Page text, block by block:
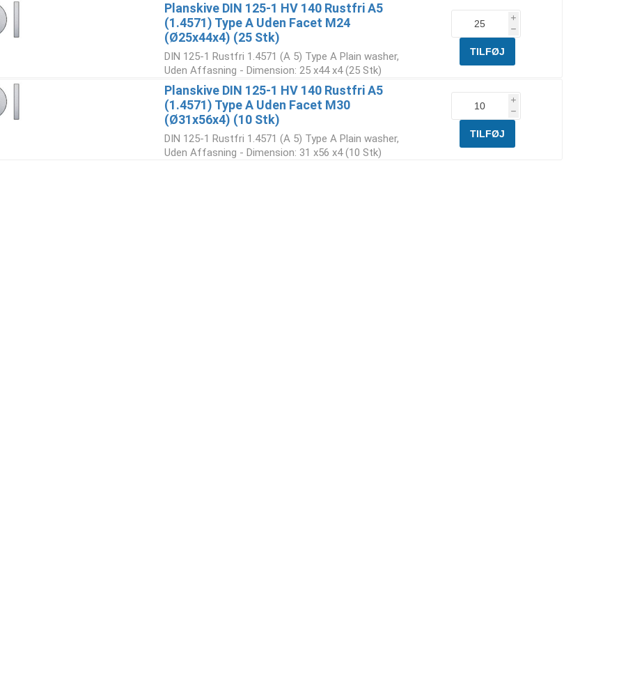
Planskive DIN 125-1 HV 140 Rustfri A5
(1.4571) Type A Uden Facet M24
(Ø25x44x4) (25 Stk)
DIN 125-1 Rustfri 1.4571 (A 5) Type A Plain washer,
Uden Affasning - Dimension: 25 x44 x4 (25 Stk)
i
h
Planskive DIN 125-1 HV 140 Rustfri A5
(1.4571) Type A Uden Facet M30
(Ø31x56x4) (10 Stk)
DIN 125-1 Rustfri 1.4571 (A 5) Type A Plain washer,
Uden Affasning - Dimension: 31 x56 x4 (10 Stk)
i
h